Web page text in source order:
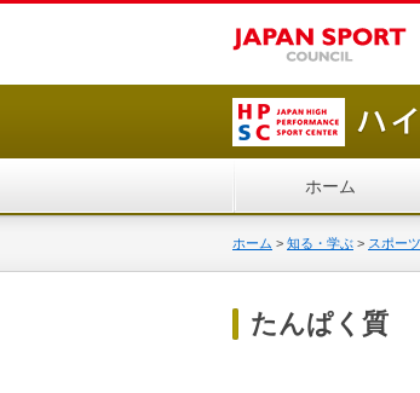
ホーム
ホーム > 知る・学ぶ > スポー
たんぱく質